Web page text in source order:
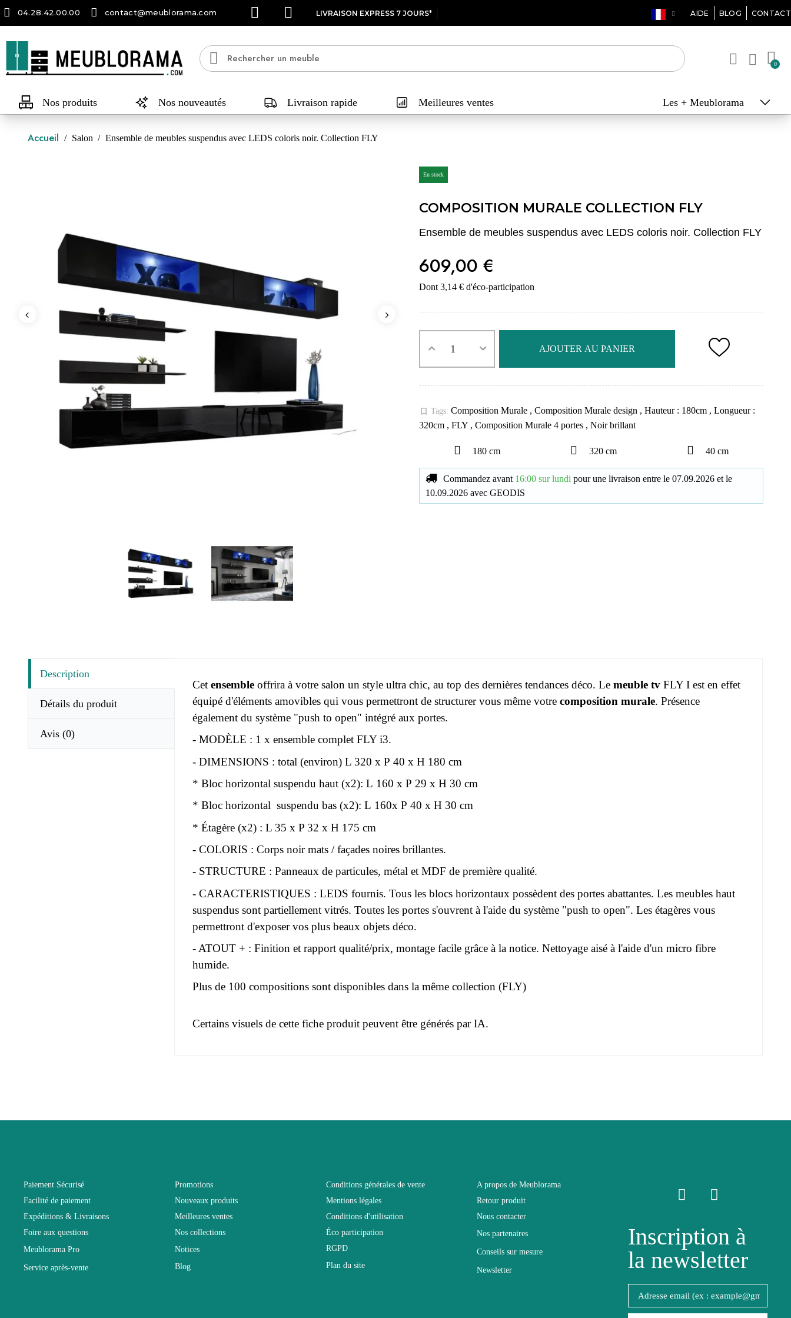
04.28.42.00.00 contact@meublorama.com LIVRAISON EXPRESS 7 JOURS* AIDE BLOG CONTACT
Nos produits Nos nouveautés Livraison rapide Meilleures ventes Les + Meublorama
Accueil Salon Ensemble de meubles suspendus avec LEDS coloris noir. Collection FLY
En stock
COMPOSITION MURALE COLLECTION FLY
Ensemble de meubles suspendus avec LEDS coloris noir. Collection FLY
609,00 €
Dont 3,14 € d'éco-participation
AJOUTER AU PANIER
bookmark_border Tags: Composition Murale , Composition Murale design , Hauteur : 180cm , Longueur :
320cm , FLY , Composition Murale 4 portes , Noir brillant
180 cm 320 cm 40 cm
Commandez avant 16:00 sur lundi pour une livraison entre le 07.09.2026 et le
10.09.2026 avec GEODIS
Description
Détails du produit
Avis (0)
Cet ensemble offrira à votre salon un style ultra chic, au top des dernières tendances déco. Le meuble tv FLY I est en effet
équipé d'éléments amovibles qui vous permettront de structurer vous même votre composition murale. Présence
également du système "push to open" intégré aux portes.
- MODÈLE : 1 x ensemble complet FLY i3.
- DIMENSIONS : total (environ) L 320 x P 40 x H 180 cm
* Bloc horizontal suspendu haut (x2): L 160 x P 29 x H 30 cm
* Bloc horizontal suspendu bas (x2): L 160x P 40 x H 30 cm
* Étagère (x2) : L 35 x P 32 x H 175 cm
- COLORIS : Corps noir mats / façades noires brillantes.
- STRUCTURE : Panneaux de particules, métal et MDF de première qualité.
- CARACTERISTIQUES : LEDS fournis. Tous les blocs horizontaux possèdent des portes abattantes. Les meubles haut
suspendus sont partiellement vitrés. Toutes les portes s'ouvrent à l'aide du système "push to open". Les étagères vous
permettront d'exposer vos plus beaux objets déco.
- ATOUT + : Finition et rapport qualité/prix, montage facile grâce à la notice. Nettoyage aisé à l'aide d'un micro fibre
humide.
Plus de 100 compositions sont disponibles dans la même collection (FLY)
Certains visuels de cette fiche produit peuvent être générés par IA.
Dimensions L320xH180xP40
Paiement Sécurisé
Facilité de paiement
Expéditions & Livraisons
Foire aux questions
Meublorama Pro
Service après-vente
Promotions
Nouveaux produits
Meilleures ventes
Nos collections
Notices
Blog
Conditions générales de vente
Mentions légales
Conditions d'utilisation
Éco participation
RGPD
Plan du site
A propos de Meublorama
Retour produit
Nous contacter
Nos partenaires
Conseils sur mesure
Newsletter
Inscription à
la newsletter